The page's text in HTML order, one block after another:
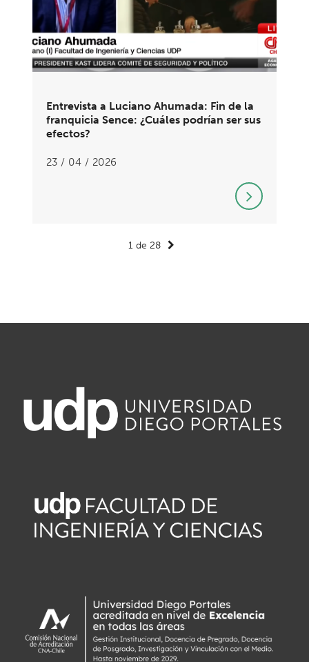
Entrevista a Luciano Ahumada: Fin de la
franquicia Sence: ¿Cuáles podrían ser sus
efectos?
23 / 04 / 2026
1 de 28